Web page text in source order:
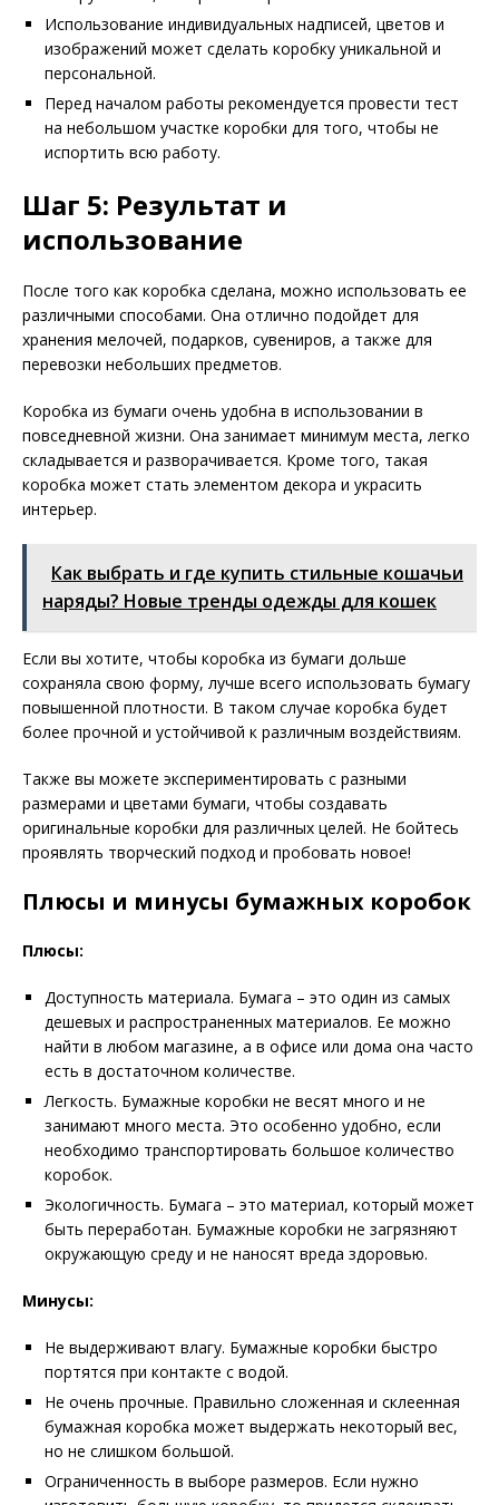
Использование индивидуальных надписей, цветов и
изображений может сделать коробку уникальной и
персональной.
Перед началом работы рекомендуется провести тест
на небольшом участке коробки для того, чтобы не
испортить всю работу.
Шаг 5: Результат и
использование
После того как коробка сделана, можно использовать ее
различными способами. Она отлично подойдет для
хранения мелочей, подарков, сувениров, а также для
перевозки небольших предметов.
Коробка из бумаги очень удобна в использовании в
повседневной жизни. Она занимает минимум места, легко
складывается и разворачивается. Кроме того, такая
коробка может стать элементом декора и украсить
интерьер.
Как выбрать и где купить стильные кошачьи
наряды? Новые тренды одежды для кошек
Если вы хотите, чтобы коробка из бумаги дольше
сохраняла свою форму, лучше всего использовать бумагу
повышенной плотности. В таком случае коробка будет
более прочной и устойчивой к различным воздействиям.
Также вы можете экспериментировать с разными
размерами и цветами бумаги, чтобы создавать
оригинальные коробки для различных целей. Не бойтесь
проявлять творческий подход и пробовать новое!
Плюсы и минусы бумажных коробок
Плюсы:
Доступность материала. Бумага – это один из самых
дешевых и распространенных материалов. Ее можно
найти в любом магазине, а в офисе или дома она часто
есть в достаточном количестве.
Легкость. Бумажные коробки не весят много и не
занимают много места. Это особенно удобно, если
необходимо транспортировать большое количество
коробок.
Экологичность. Бумага – это материал, который может
быть переработан. Бумажные коробки не загрязняют
окружающую среду и не наносят вреда здоровью.
Минусы:
Не выдерживают влагу. Бумажные коробки быстро
портятся при контакте с водой.
Не очень прочные. Правильно сложенная и склеенная
бумажная коробка может выдержать некоторый вес,
но не слишком большой.
Ограниченность в выборе размеров. Если нужно